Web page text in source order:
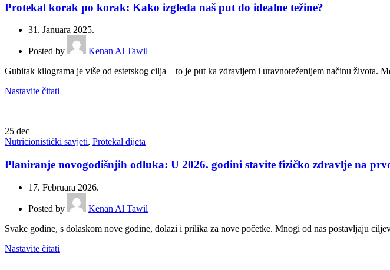
Protekal korak po korak: Kako izgleda naš put do idealne težine?
31. Januara 2025.
Posted by
Kenan Al Tawil
Gubitak kilograma je više od estetskog cilja – to je put ka zdravijem i uravnoteženijem načinu života.
Nastavite čitati
25 dec
Nutricionistički savjeti, Protekal dijeta
Planiranje novogodišnjih odluka: U 2026. godini stavite fizičko zdravlje na
17. Februara 2026.
Posted by
Kenan Al Tawil
Svake godine, s dolaskom nove godine, dolazi i prilika za nove početke. Mnogi od nas postavljaju
Nastavite čitati